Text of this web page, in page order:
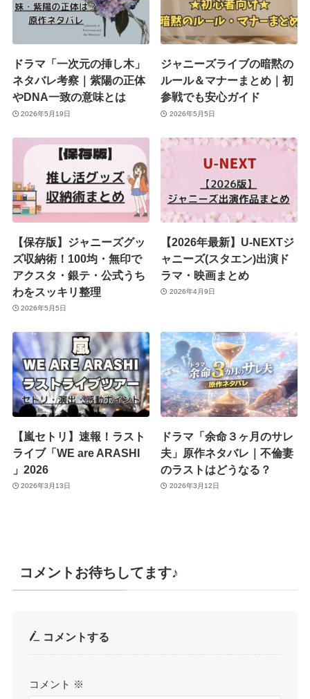
ドラマ「一次元の挿し木」
ネタバレ考察｜紫陽の正体
やDNA一致の意味とは
2026年5月19日
ジャニーズライブの暗黙の
ルール＆マナーまとめ｜初
参戦でも安心ガイド
2026年5月5日
【保存版】ジャニーズグッ
ズ収納術！100均・無印で
アクスタ・銀テ・公式うち
わをスッキリ整理
2026年5月5日
【2026年最新】U-NEXTジ
ャニーズ(スタエン)出演ド
ラマ・映画まとめ
2026年4月9日
【嵐セトリ】速報！ラスト
ライブ「WE are ARASHI
」2026
2026年3月13日
ドラマ「余命３ヶ月のサレ
夫」原作ネタバレ｜不倫妻
のラストはどうなる？
2026年3月12日
コメントお待ちしてます♪
コメントする
コメント ※